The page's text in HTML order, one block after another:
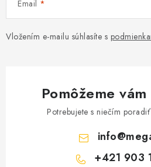
Email
Vložením e-mailu súhlasíte s
Pomôžeme
Potrebujete s niečím
info@
+421 903